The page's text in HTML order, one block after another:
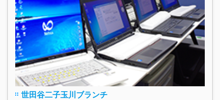
世田谷二子玉川ブランチ